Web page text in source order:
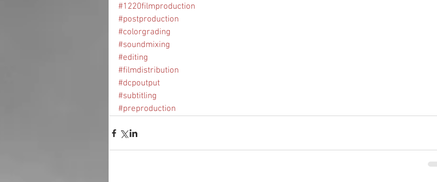
#1220filmproduction
#postproduction
#colorgrading
#soundmixing
#editing
#filmdistribution
#dcpoutput
#subtitling
#preproduction